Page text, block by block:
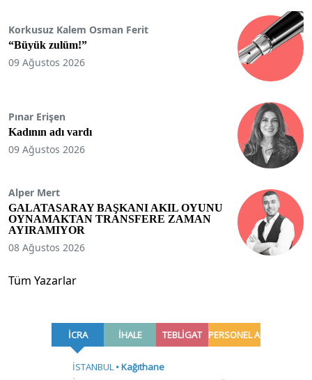
Korkusuz Kalem Osman Ferit
“Büyük zulüm!”
09 Ağustos 2026
Pınar Erişen
Kadının adı vardı
09 Ağustos 2026
Alper Mert
GALATASARAY BAŞKANI AKIL OYUNU
OYNAMAKTAN TRANSFERE ZAMAN
AYIRAMIYOR
08 Ağustos 2026
Tüm Yazarlar